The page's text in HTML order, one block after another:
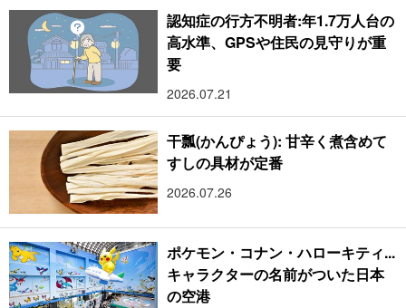
認知症の行方不明者:年1.7万人台の
高水準、GPSや住民の見守りが重
要
2026.07.21
干瓢(かんぴょう): 甘辛く煮含めて
すしの具材が定番
2026.07.26
ポケモン・コナン・ハローキティ...
キャラクターの名前がついた日本
の空港